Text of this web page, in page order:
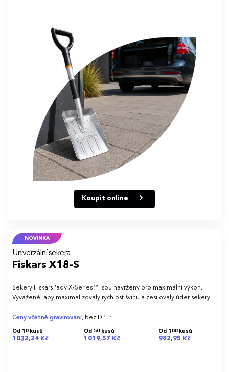
Koupit online
NOVINKA
Univerzální sekera
Fiskars X18-S
Sekery Fiskars řady X-Series™ jsou navrženy pro maximální výkon.
Vyvážené, aby maximalizovaly rychlost švihu a zesilovaly úder sekery.
Ceny včetně gravírování, bez DPH:
Od 10 kusů
1032,24 Kč
Od 50 kusů
1019,57 Kč
Od 100 kusů
982,95 Kč